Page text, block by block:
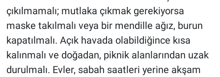
çıkılmamalı; mutlaka çıkmak gerekiyorsa
maske takılmalı veya bir mendille ağız, burun
kapatılmalı. Açık havada olabildiğince kısa
kalınmalı ve doğadan, piknik alanlarından uzak
durulmalı. Evler, sabah saatleri yerine akşam